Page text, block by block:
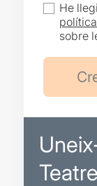
He
sobre